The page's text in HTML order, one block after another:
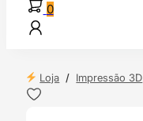
0
Loja / Impressão 3D